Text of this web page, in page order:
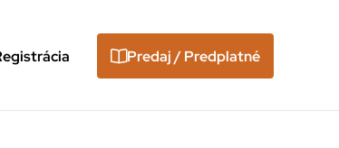
Predaj / Predplatné